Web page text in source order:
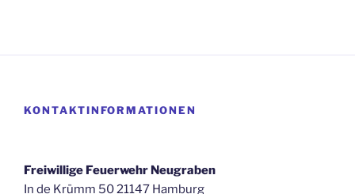
KONTAKTINFORMATIONEN
Freiwillige Feuerwehr Neugraben
In de Krümm 50 21147 Hamburg